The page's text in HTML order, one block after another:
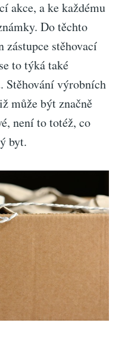
akce, a ke každému
Do těchto
zástupce stěhovací
to týká také
Stěhování výrobních
může být značně
není to totéž, co
byt.